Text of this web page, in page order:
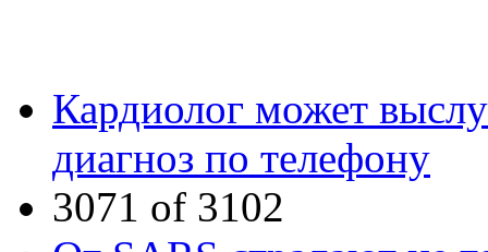
Кардиолог может
диагноз по телефону
3071 of 3102